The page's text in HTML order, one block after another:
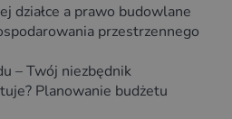
działce a prawo budowlane
przestrzennego
– Twój niezbędnik
Planowanie budżetu